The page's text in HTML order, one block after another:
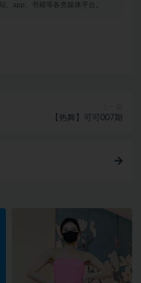
、app、书籍等各类媒体平台。
【热舞】可可007期